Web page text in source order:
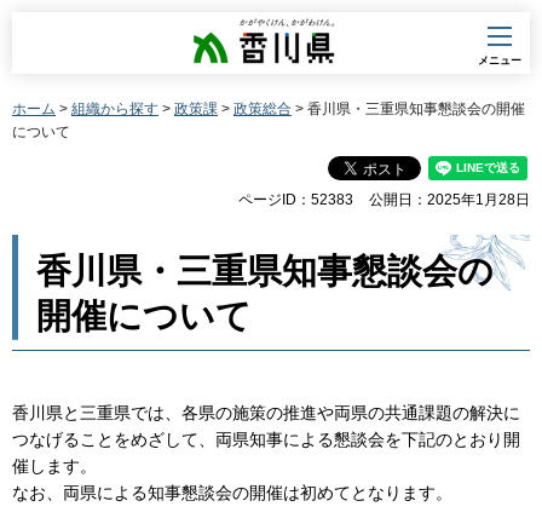
香川県
メニュー
ホーム > 組織から探す > 政策課 > 政策総合 > 香川県・三重県知事懇談会の開催
について
ページID：52383 公開日：2025年1月28日
香川県・三重県知事懇談会の
開催について
香川県と三重県では、各県の施策の推進や両県の共通課題の解決に
つなげることをめざして、両県知事による懇談会を下記のとおり開
催します。
なお、両県による知事懇談会の開催は初めてとなります。